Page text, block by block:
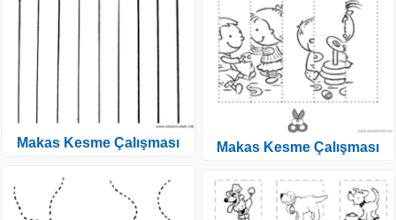
Makas Kesme Çalışması Makas Kesme Çalışması